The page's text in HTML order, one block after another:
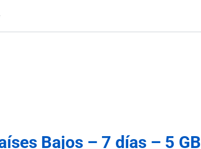
Bajos – 7 días – 5 GB